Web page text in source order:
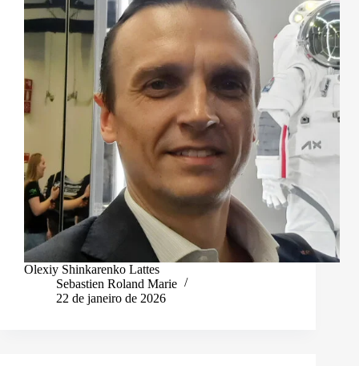
Olexiy Shinkarenko Lattes
Sebastien Roland Marie
22 de janeiro de 2026